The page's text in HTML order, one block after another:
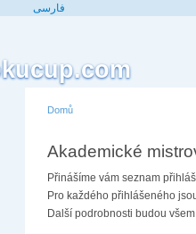
فارسی
Domů
Akademické
Přinášíme vám seznam
Pro každého přihlášeného
Další podrobnosti budou